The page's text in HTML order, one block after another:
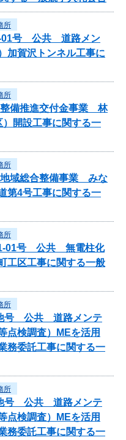
所
01号 公共 道路メン
加賀沢トンネル工事に
所
整備推進交付金事業 林
開設工事に関する一
所
地域総合整備事業 みな
第4号工事に関する一
所
01号 公共 無電柱化
工区工事に関する一般
所
他号 公共 道路メンテ
点検調査）MEを活用
務委託工事に関する一
所
他号 公共 道路メンテ
点検調査）MEを活用
務委託工事に関する一